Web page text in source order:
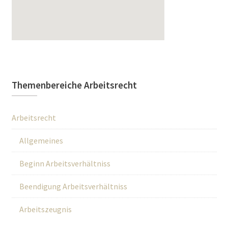
Themenbereiche Arbeitsrecht
Arbeitsrecht
Allgemeines
Beginn Arbeitsverhältniss
Beendigung Arbeitsverhältniss
Arbeitszeugnis